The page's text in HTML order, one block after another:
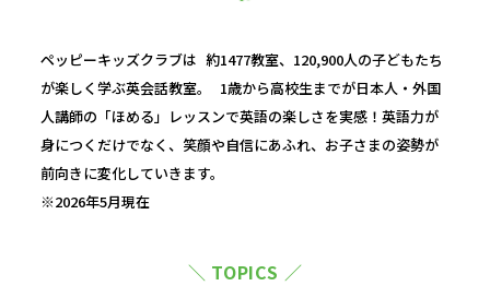
ペッピーキッズクラブは 約1477教室、120,900人の子どもたち
が楽しく学ぶ英会話教室。 1歳から高校生までが日本人・外国
人講師の「ほめる」レッスンで英語の楽しさを実感！英語力が
身につくだけでなく、笑顔や自信にあふれ、お子さまの姿勢が
前向きに変化していきます。
※2026年5月現在
＼ TOPICS ／